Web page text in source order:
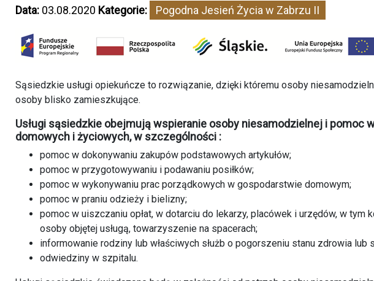
Data: 03.08.2020 Kategorie: Pogodna Jesień Życia w Zabrzu II
Sąsiedzkie usługi opiekuńcze to rozwiązanie, dzięki któremu osoby
osoby blisko zamieszkujące.
Usługi sąsiedzkie obejmują wspieranie osoby niesamodzielnej i pomoc
domowych i życiowych, w szczególności :
pomoc w dokonywaniu zakupów podstawowych artykułów;
pomoc w przygotowywaniu i podawaniu posiłków;
pomoc w wykonywaniu prac porządkowych w gospodarstwie domowym;
pomoc w praniu odzieży i bielizny;
pomoc w uiszczaniu opłat, w dotarciu do lekarzy, placówek i urzędów, w
osoby objętej usługą, towarzyszenie na spacerach;
informowanie rodziny lub właściwych służb o pogorszeniu stanu zdrowia lub
odwiedziny w szpitalu.